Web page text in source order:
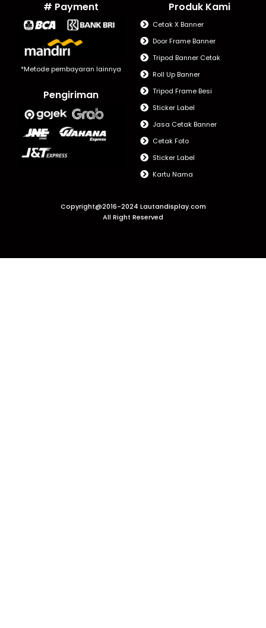
# Payment
*Metode pembayaran lainnya
Pengiriman
Produk Kami
Cetak X Banner
Door Frame Banner
Tripod Banner Cetak
Roll Up Banner
Tripod Frame Besi
Sticker Label
Jasa Cetak Banner
Cetak Foto
Sticker Label
Kartu Nama
Copyright@2016-2024 Lautandisplay.com
All Right Reserved